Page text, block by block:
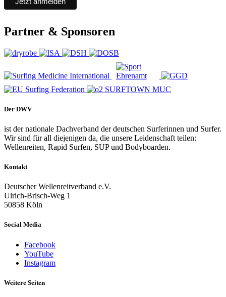
Partner & Sponsoren
Der DWV
ist der nationale Dachverband der deutschen Surferinnen und Surfer.
Wir sind für all diejenigen da, die unsere Leidenschaft teilen:
Wellenreiten, Rapid Surfen, SUP und Bodyboarden.
Kontakt
Deutscher Wellenreitverband e.V.
Ulrich-Brisch-Weg 1
50858 Köln
Social Media
Facebook
YouTube
Instagram
Weitere Seiten